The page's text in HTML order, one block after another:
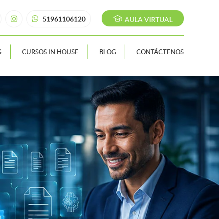
51961106120 AULA VIRTUAL
CURSOS IN HOUSE BLOG CONTÁCTENOS